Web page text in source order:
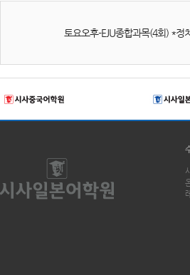
토요오후-EJU종합과목(4회) *정치